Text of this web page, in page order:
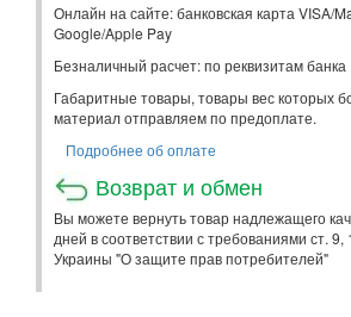
Онлайн на сайте: банковская карта VISA/
Google/Apple Pay
Безналичный расчет: по реквизитам банка
Габаритные товары, товары вес которых
материал отправляем по предоплате.
Подробнее об оплате
Возврат и обмен
Вы можете вернуть товар надлежащего
дней в соответствии с требованиями ст. 9,
Украины "О защите прав потребителей"